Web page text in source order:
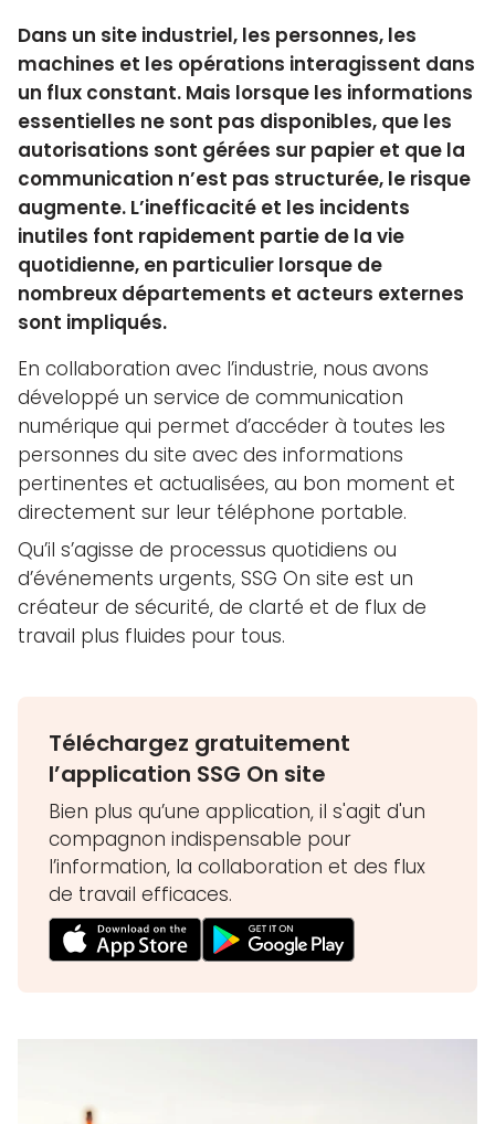
Dans un site industriel, les personnes, les
machines et les opérations interagissent dans
un flux constant. Mais lorsque les informations
essentielles ne sont pas disponibles, que les
autorisations sont gérées sur papier et que la
communication n’est pas structurée, le risque
augmente. L’inefficacité et les incidents
inutiles font rapidement partie de la vie
quotidienne, en particulier lorsque de
nombreux départements et acteurs externes
sont impliqués.
En collaboration avec l’industrie, nous avons
développé un service de communication
numérique qui permet d’accéder à toutes les
personnes du site avec des informations
pertinentes et actualisées, au bon moment et
directement sur leur téléphone portable.
Qu’il s’agisse de processus quotidiens ou
d’événements urgents, SSG On site est un
créateur de sécurité, de clarté et de flux de
travail plus fluides pour tous.
Téléchargez gratuitement
l’application SSG On site
Bien plus qu’une application, il s'agit d'un
compagnon indispensable pour
l’information, la collaboration et des flux
de travail efficaces.